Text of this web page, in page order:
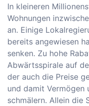
In kleineren
Wohnungen
an. Einige
bereits angewiesen
senken. Zu hohe
Abwärtsspirale auf
der auch die Preise
und damit Vermögen
schmälern. Allein die